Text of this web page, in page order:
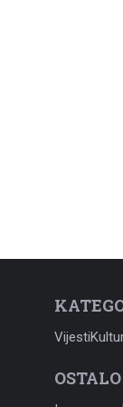
Vijesti
OSTALO